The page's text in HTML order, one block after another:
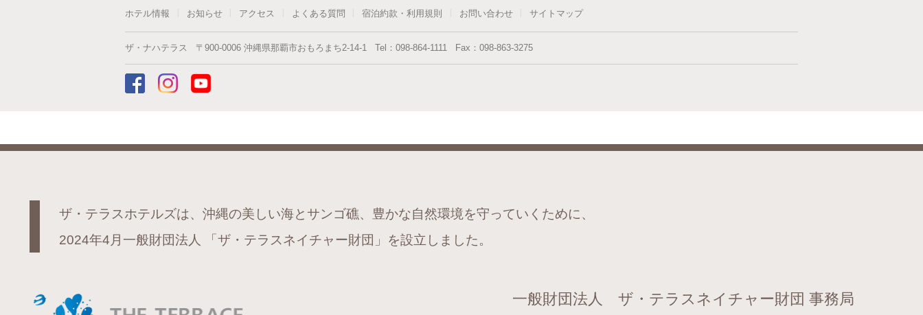
ホテル情報 お知らせ アクセス よくある質問 宿泊約款・利用規則 お問い合わせ サイトマップ
ザ・ナハテラス 〒 900-0006 沖縄県那覇市おもろまち2-14-1 Tel： 098-864-1111 Fax： 098-863-3275
ザ・テラスホテルズは、沖縄の美しい海とサンゴ礁、豊かな自然環境を守っていくために、
2024年4月一般財団法人
「ザ・テラスネイチャー財団」を設立しました。
一般財団法人 ザ・テラスネイチャー財団 事務局